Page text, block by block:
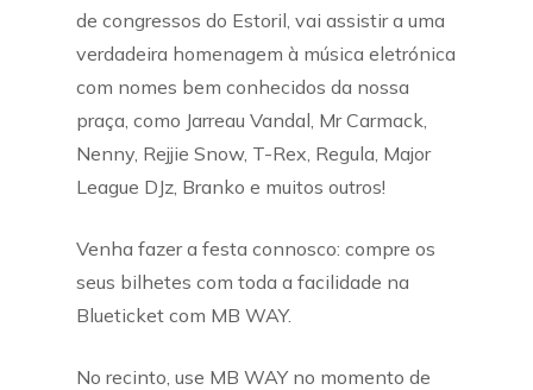
de congressos do Estoril, vai assistir a uma
verdadeira homenagem à música eletrónica
com nomes bem conhecidos da nossa
praça, como Jarreau Vandal, Mr Carmack,
Nenny, Rejjie Snow, T-Rex, Regula, Major
League DJz, Branko e muitos outros!
Venha fazer a festa connosco: compre os
seus bilhetes com toda a facilidade na
Blueticket com MB WAY.
No recinto, use MB WAY no momento de